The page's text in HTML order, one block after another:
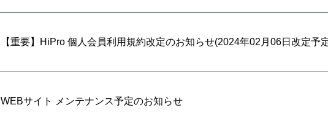
【重要】HiPro 個人会員利用規約改定のお知らせ(2024年02月06日改定予
WEBサイト メンテナンス予定のお知らせ